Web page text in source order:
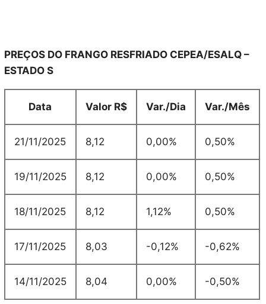
PREÇOS DO FRANGO RESFRIADO CEPEA/ESALQ –
ESTADO S
Data Valor R$ Var./Dia Var./Mês
21/11/2025 8,12 0,00% 0,50%
19/11/2025 8,12 0,00% 0,50%
18/11/2025 8,12 1,12% 0,50%
17/11/2025 8,03 -0,12% -0,62%
14/11/2025 8,04 0,00% -0,50%